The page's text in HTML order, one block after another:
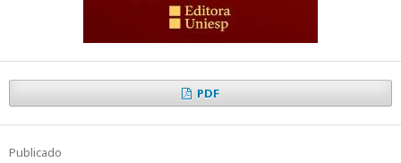
PDF
Publicado